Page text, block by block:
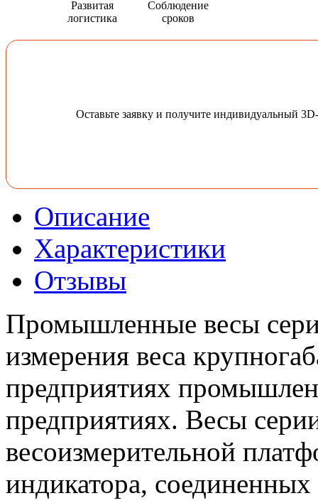
Развитая
логистика
Соблюдение
сроков
Оставьте заявку и получите индивидуальный
Описание
Характеристики
Отзывы
Промышленные весы
измерения веса
предприятиях
предприятиях. Весы
весоизмерительной
индикатора,